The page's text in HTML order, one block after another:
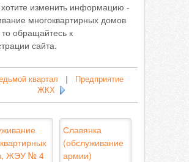
изменить информацию -
многоквартирных домов
обращайтесь к
сайта.
квартал
Предприятие
ЖКХ
ЖЭУ № 4
Славянка
(обслуживание
армии)